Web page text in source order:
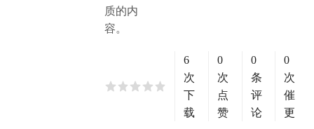
质的内
容。
6
次
下
载
0
次
点
赞
0
条
评
论
0
次
催
更